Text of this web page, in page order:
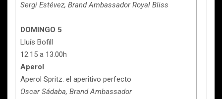
Sergi Estévez, Brand Ambassador Royal Bliss
DOMINGO 5
Lluís Bofill
12.15 a 13.00h
Aperol
Aperol Spritz: el aperitivo perfecto
Oscar Sádaba, Brand Ambassador